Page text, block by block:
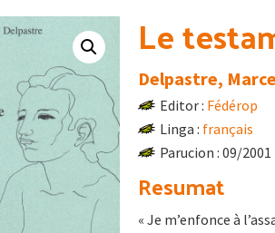
Le
Delpastre,
Editor : Fédérop
Linga : français
Parucion : 09/2001
Resumat
« Je m’enfonce à